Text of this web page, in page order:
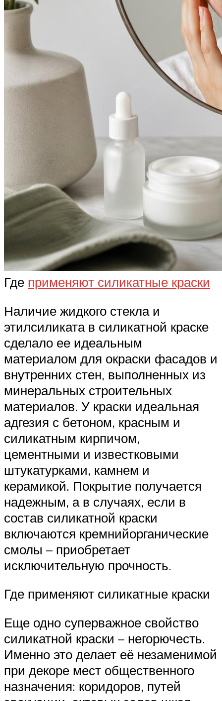
Где применяют силикатные краски
Наличие жидкого стекла и
этилсиликата в силикатной краске
сделало ее идеальным
материалом для окраски фасадов и
внутренних стен, выполненных из
минеральных строительных
материалов. У краски идеальная
адгезия с бетоном, красным и
силикатным кирпичом,
цементными и известковыми
штукатурками, камнем и
керамикой. Покрытие получается
надежным, а в случаях, если в
состав силикатной краски
включаются кремнийорганические
смолы – приобретает
исключительную прочность.
Где применяют силикатные краски
Еще одно суперважное свойство
силикатной краски – негорючесть.
Именно это делает её незаменимой
при декоре мест общественного
назначения: коридоров, путей